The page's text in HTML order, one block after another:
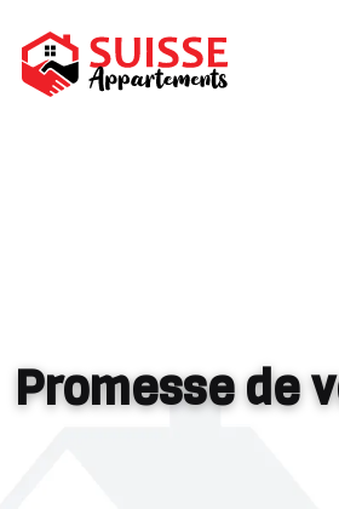
Promesse de